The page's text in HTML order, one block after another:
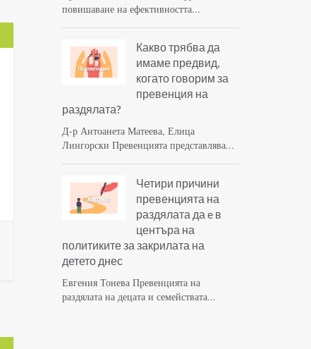
повишаване на ефективността...
Какво трябва да
имаме предвид,
когато говорим за
превенция на
раздялата?
Д-р Антоанета Матеева, Елица
Лингорски Превенцията представлява...
Четири причини
превенцията на
раздялата да e в
центъра на
политиките за закрилата на
детето днес
Евгения Тонева Превенцията на
раздялата на децата и семействата...